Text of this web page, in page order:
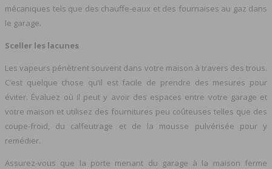
mécaniques tels que des chauffe-eaux et des fournaises au gaz dans
le garage.
Sceller les lacunes
Les vapeurs pénètrent souvent dans votre maison à travers des trous.
C’est quelque chose qu’il est facile de prendre des mesures pour
éviter. Évaluez où il peut y avoir des espaces entre votre garage et
votre maison et utilisez des fournitures peu coûteuses telles que des
coupe-froid, du calfeutrage et de la mousse pulvérisée pour y
remédier.
Assurez-vous que la porte menant du garage à la maison ferme